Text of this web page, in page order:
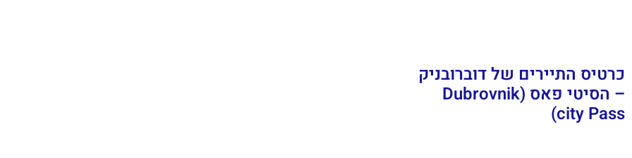
כרטיס התיירים של דוברובניק
– הסיטי פאס (Dubrovnik
city Pass)